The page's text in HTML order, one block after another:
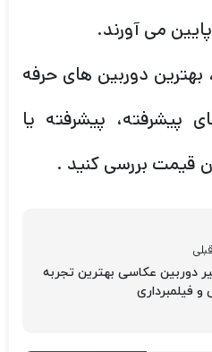
می آورند.
بهترین دوربین های حرفه
پیشرفته، پیشرفته یا
قیمت بررسی کنید .
دوربین عکاسی بهترین تجربه
فیلمبرداری